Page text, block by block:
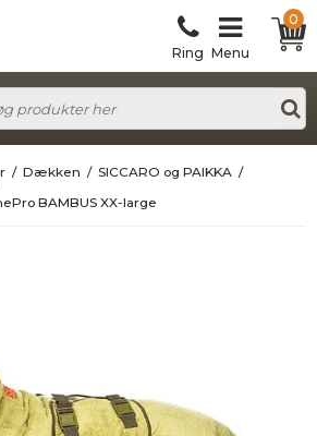
Ring Menu
0
/ Dækken / SICCARO og PAIKKA /
BAMBUS XX-large